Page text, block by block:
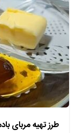
طرز تهیه مربای